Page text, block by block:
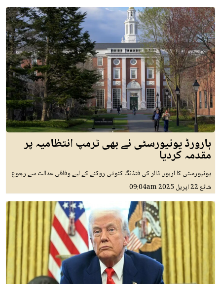
ہارورڈ یونیورسٹی نے بھی ٹرمپ انتظامیہ پر
مقدمہ کردیا
یونیورسٹی کا اربوں ڈالر کی فنڈنگ کٹوتی روکنے کے لیے وفاقی عدالت سے رجوع
شائع22 اپريل 2025 09:04am